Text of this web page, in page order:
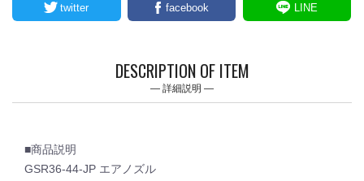
twitter facebook LINE
DESCRIPTION OF ITEM
詳細説明
■商品説明
GSR36-44-JP エアノズル